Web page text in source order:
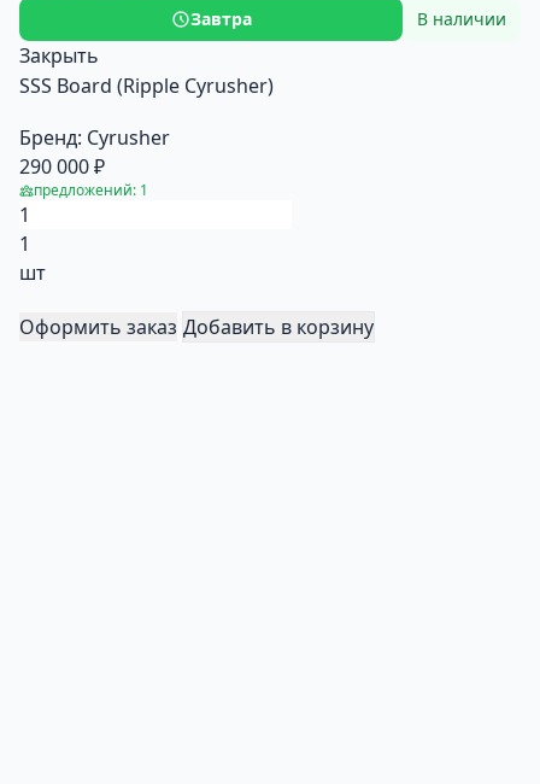
Завтра В наличии
Закрыть
SSS Board (Ripple Cyrusher)
Бренд: Cyrusher
290 000 ₽
предложений: 1
1
шт
Оформить заказ Добавить в корзину